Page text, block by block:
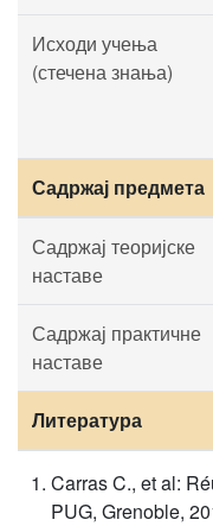
Исходи учења
(стечена знања)
Садржај предмета
Садржај теоријске
наставе
Садржај практичне
наставе
Литература
Carras C., et al:
PUG, Grenoble,